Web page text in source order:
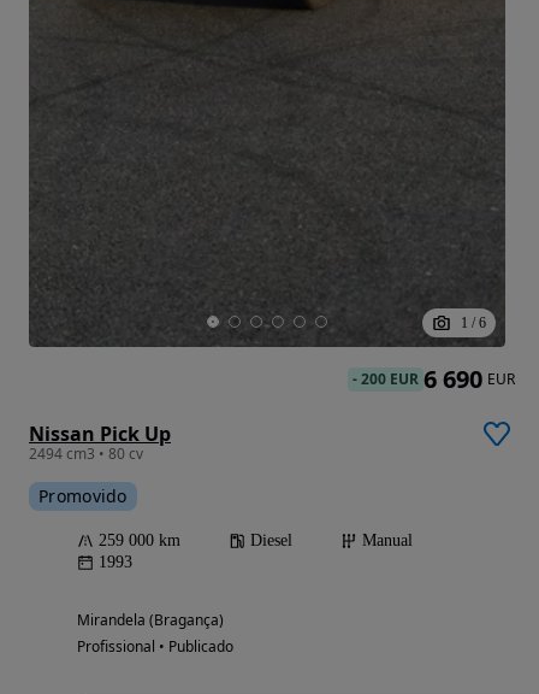
1 / 6
Nissan Pick Up
2494 cm3 • 80 cv
Promovido
259 000 km Diesel
Manual
1993
Mirandela (Bragança)
Profissional • Publicado
-200 EUR 6 690 EUR